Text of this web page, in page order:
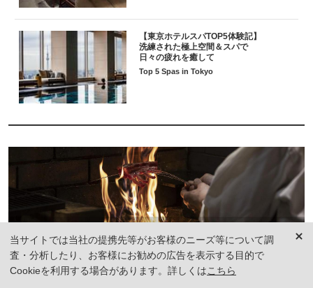
【東京ホテルスパTOP5体験記】
洗練された極上空間＆スパで
日々の疲れを癒して
Top 5 Spas in Tokyo
当サイトでは当社の提携先等がお客様のニーズ等について調
査・分析したり、お客様にお勧めの広告を表示する目的で
Cookieを利用する場合があります。詳しくはこちら